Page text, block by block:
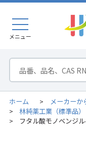
メニュー
ホーム > メーカーか
> 林純薬工業（標準品）
> フタル酸モノベンジ